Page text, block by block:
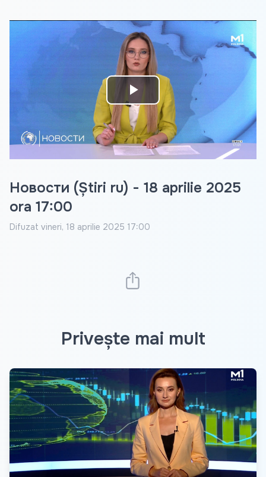
Play
Video
Новости (Știri ru) - 18 aprilie 2025
ora 17:00
Difuzat vineri, 18 aprilie 2025 17:00
Privește mai mult